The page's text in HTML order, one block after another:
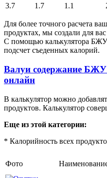
3.7
1.7 1.1
Для более точного расчета
продуктах, мы создали для
С помощью калькулятора
подсчет съеденных калорий.
Валуи содержание БЖУ
онлайн
В калькулятор можно
продуктов. Калькулятор
Еще из этой категории:
* Калорийность всех
Фото